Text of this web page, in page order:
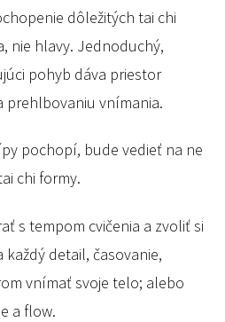
dôležitých tai chi
nie hlavy. Jednoduchý,
pohyb dáva priestor
prehlbovaniu vnímania.
pochopí, bude vedieť na ne
chi formy.
s tempom cvičenia a zvoliť si
detail, časovanie,
vnímať svoje telo; alebo
a flow.